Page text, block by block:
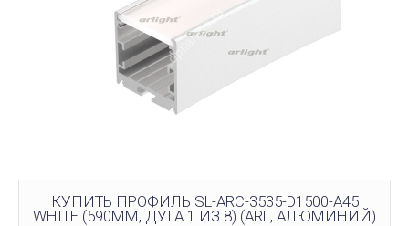
КУПИТЬ ПРОФИЛЬ SL-ARC-3535-D1500-A45
WHITE (590ММ, ДУГА 1 ИЗ 8) (ARL, АЛЮМИНИЙ)